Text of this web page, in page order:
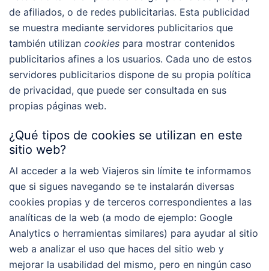
de afiliados, o de redes publicitarias. Esta publicidad
se muestra mediante servidores publicitarios que
también utilizan cookies para mostrar contenidos
publicitarios afines a los usuarios. Cada uno de estos
servidores publicitarios dispone de su propia política
de privacidad, que puede ser consultada en sus
propias páginas web.
¿Qué tipos de cookies se utilizan en este
sitio web?
Al acceder a la web Viajeros sin límite te informamos
que si sigues navegando se te instalarán diversas
cookies propias y de terceros correspondientes a las
analíticas de la web (a modo de ejemplo: Google
Analytics o herramientas similares) para ayudar al sitio
web a analizar el uso que haces del sitio web y
mejorar la usabilidad del mismo, pero en ningún caso